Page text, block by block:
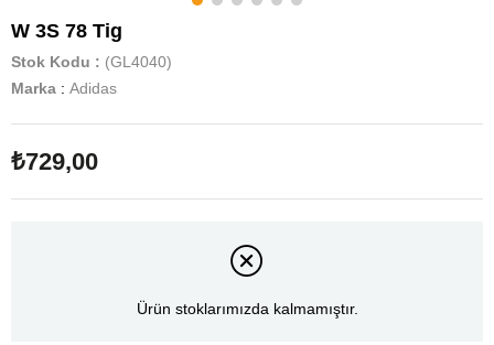
W 3S 78 Tig
Stok Kodu
(GL4040)
Marka : Adidas
₺729,00
Ürün stoklarımızda kalmamıştır.